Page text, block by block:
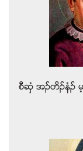
စီဆွံ အဥတိဥနံဥ မ့